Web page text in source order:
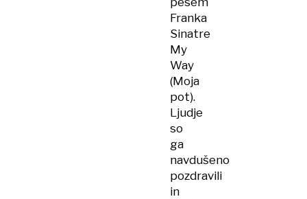
Franka
Sinatre
My
Way
(Moja
pot).
Ljudje
so
ga
navdušeno
pozdravili
in